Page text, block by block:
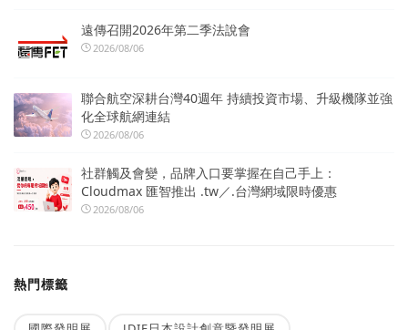
遠傳召開2026年第二季法說會
2026/08/06
聯合航空深耕台灣40週年 持續投資市場、升級機隊並強
化全球航網連結
2026/08/06
社群觸及會變，品牌入口要掌握在自己手上：
Cloudmax 匯智推出 .tw／.台灣網域限時優惠
2026/08/06
熱門標籤